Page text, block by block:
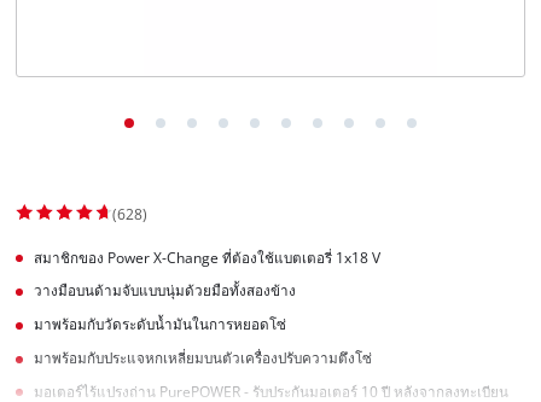
(628)
สมาชิกของ Power X-Change ที่ต้องใช้แบตเตอรี่ 1x18 V
วางมือบนด้ามจับแบบนุ่มด้วยมือทั้งสองข้าง
มาพร้อมกับวัดระดับน้ำมันในการหยอดโซ่
มาพร้อมกับประแจหกเหลี่ยมบนตัวเครื่องปรับความตึงโซ่
มอเตอร์ไร้แปรงถ่าน PurePOWER - รับประกันมอเตอร์ 10 ปี หลังจากลงทะเบียน